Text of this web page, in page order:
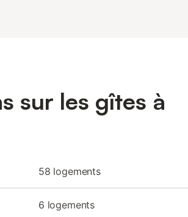
sur les gîtes à
58 logements
6 logements